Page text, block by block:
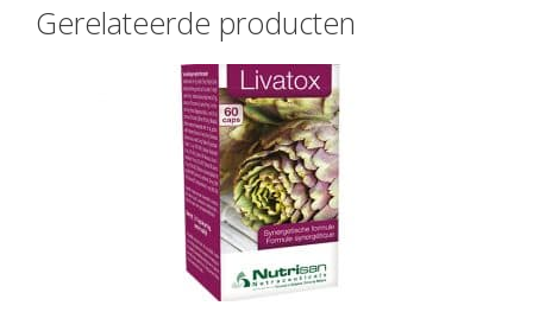
Gerelateerde producten